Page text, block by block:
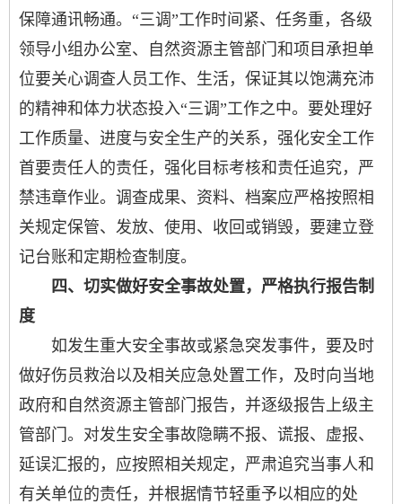
保障通讯畅通。“三调”工作时间紧、任务重，各级
领导小组办公室、自然资源主管部门和项目承担单
位要关心调查人员工作、生活，保证其以饱满充沛
的精神和体力状态投入“三调”工作之中。要处理好
工作质量、进度与安全生产的关系，强化安全工作
首要责任人的责任，强化目标考核和责任追究，严
禁违章作业。调查成果、资料、档案应严格按照相
关规定保管、发放、使用、收回或销毁，要建立登
记台账和定期检查制度。
四、切实做好安全事故处置，严格执行报告制
度
如发生重大安全事故或紧急突发事件，要及时
做好伤员救治以及相关应急处置工作，及时向当地
政府和自然资源主管部门报告，并逐级报告上级主
管部门。对发生安全事故隐瞒不报、谎报、虚报、
延误汇报的，应按照相关规定，严肃追究当事人和
有关单位的责任，并根据情节轻重予以相应的处